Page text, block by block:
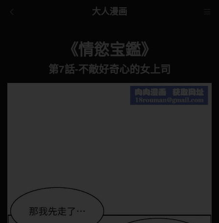
大人漫画
《情慾宝鑑》
第7話-不敵好奇心的女上司